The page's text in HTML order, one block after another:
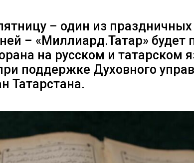
– один из
– «Миллиард.Татар» будет
на русском и татарском
поддержке Духовного
Татарстана.